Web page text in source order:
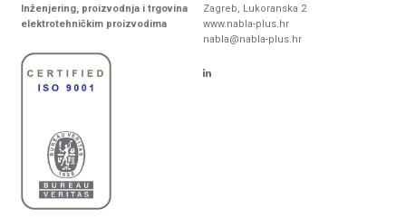
Inženjering, proizvodnja i trgovina
elektrotehničkim proizvodima
Zagreb, Lukoranska 2
www.nabla-plus.hr
nabla@nabla-plus.hr